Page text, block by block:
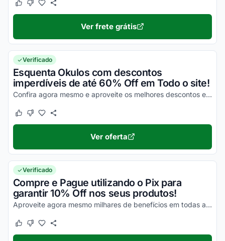
Este cupom funcionou
Este cupom não funcionou
Ver frete grátis
Verificado
Esquenta Okulos com descontos
imperdíveis de até 60% Off em Todo o site!
Confira agora mesmo e aproveite os melhores descontos em todas as suas compras online!
Este cupom funcionou
Este cupom não funcionou
Ver oferta
Verificado
Compre e Pague utilizando o Pix para
garantir 10% Off nos seus produtos!
Aproveite agora mesmo milhares de benefícios em todas as suas compras online e economize com facilidade!
Este cupom funcionou
Este cupom não funcionou